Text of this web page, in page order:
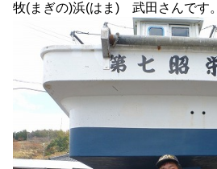
牧(まぎの)浜(はま) 武田さんです。